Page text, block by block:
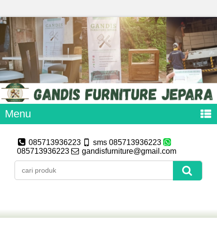
Menu
085713936223
sms 085713936223
085713936223
gandisfurniture@gmail.com